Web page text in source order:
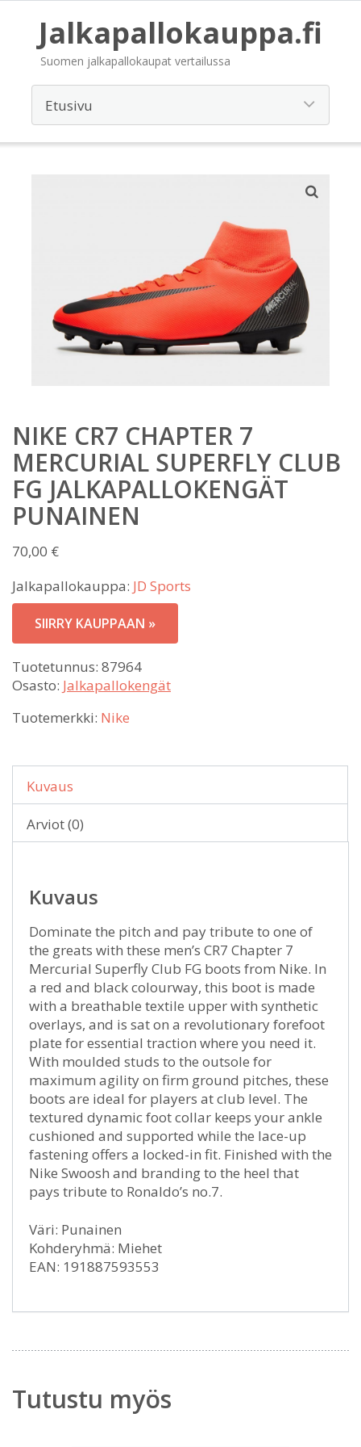
Jalkapallokauppa.fi
Suomen jalkapallokaupat vertailussa
NIKE CR7 CHAPTER 7
MERCURIAL SUPERFLY CLUB
FG JALKAPALLOKENGÄT
PUNAINEN
70,00 €
Jalkapallokauppa: JD Sports
SIIRRY KAUPPAAN »
Tuotetunnus: 87964
Osasto: Jalkapallokengät
Tuotemerkki: Nike
Kuvaus
Arviot (0)
Kuvaus
Dominate the pitch and pay tribute to one of
the greats with these men’s CR7 Chapter 7
Mercurial Superfly Club FG boots from Nike. In
a red and black colourway, this boot is made
with a breathable textile upper with synthetic
overlays, and is sat on a revolutionary forefoot
plate for essential traction where you need it.
With moulded studs to the outsole for
maximum agility on firm ground pitches, these
boots are ideal for players at club level. The
textured dynamic foot collar keeps your ankle
cushioned and supported while the lace-up
fastening offers a locked-in fit. Finished with the
Nike Swoosh and branding to the heel that
pays tribute to Ronaldo’s no.7.
Väri: Punainen
Kohderyhmä: Miehet
EAN: 191887593553
Tutustu myös